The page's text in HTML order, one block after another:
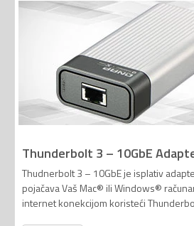
Thunderbolt 3 – 10GbE
Thudnerbolt 3 – 10GbE je isplativ
pojačava Vaš Mac® ili Windows®
internet konekcijom koristeći